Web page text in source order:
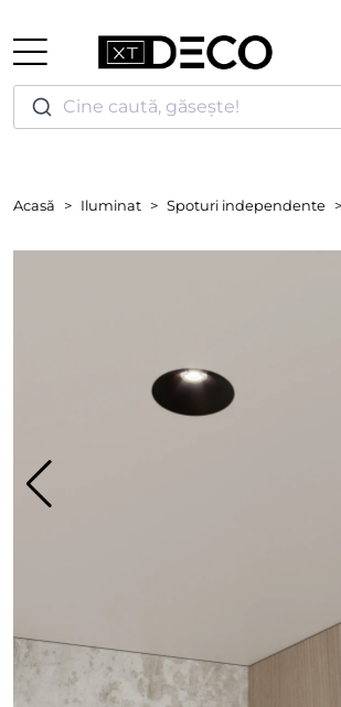
Cine caută, găsește!
Acasă Iluminat Spoturi independente